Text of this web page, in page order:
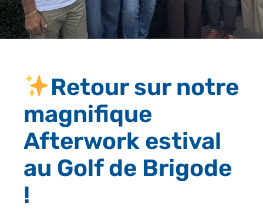
Retour sur notre
magnifique
Afterwork estival
au Golf de Brigode
!